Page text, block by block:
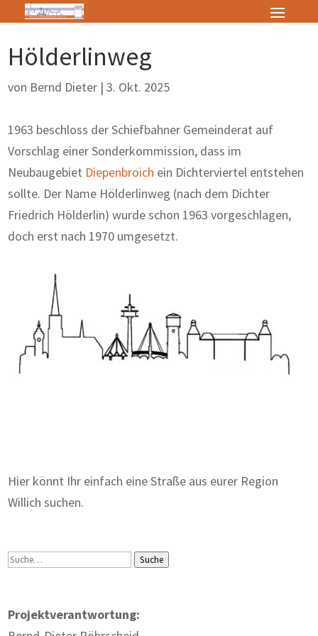
Hölderlinweg
von Bernd Dieter |3. Okt. 2025
1963 beschloss der Schiefbahner Gemeinderat auf
Vorschlag einer Sonderkommission, dass im
Neubaugebiet Diepenbroich ein Dichterviertel entstehen
sollte. Der Name Hölderlinweg (nach dem Dichter
Friedrich Hölderlin) wurde schon 1963 vorgeschlagen,
doch erst nach 1970 umgesetzt.
Hier könnt Ihr einfach eine Straße aus eurer Region
Willich suchen.
Suche Suche
Projektverantwortung: